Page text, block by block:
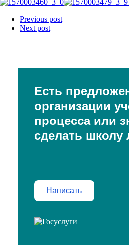
Previous post
Next post
Есть
организации
процесса или
сделать школу
Написать